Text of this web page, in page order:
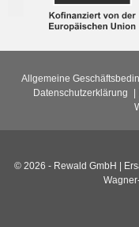
Allgemeine
Datenschutzerklärung
© 2026 - Rewald GmbH |